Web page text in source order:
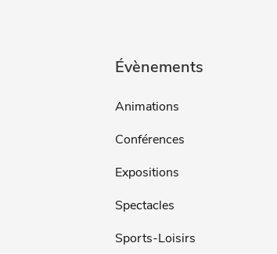
Évènements
Animations
Conférences
Expositions
Spectacles
Sports-Loisirs